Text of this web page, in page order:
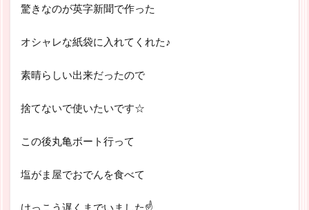
驚きなのが英字新聞で作った
オシャレな紙袋に入れてくれた♪
素晴らしい出来だったので
捨てないで使いたいです☆
この後丸亀ボート行って
塩がま屋でおでんを食べて
けっこう遅くまでいました☝